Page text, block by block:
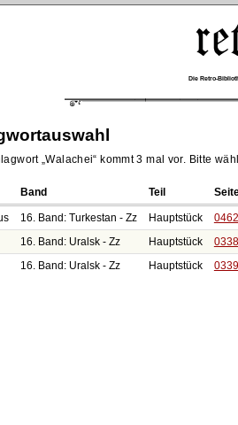
Die Retro-
Walachei kommt 3 mal vor. Bitte
Band Teil
16. Band: Turkestan - Zz Hauptstück 0462
16. Band: Uralsk - Zz Hauptstück 0338
16. Band: Uralsk - Zz Hauptstück 0339